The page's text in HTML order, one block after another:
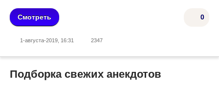
0
Смотреть
1-августа-2019, 16:31 2347
Подборка свежих анекдотов